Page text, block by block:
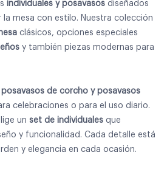
individuales y posavasos diseñados
mesa con estilo. Nuestra colección
clásicos, opciones especiales
y también piezas modernas para
posavasos de corcho y posavasos
celebraciones o para el uso diario.
un set de individuales que
y funcionalidad. Cada detalle está
y elegancia en cada ocasión.